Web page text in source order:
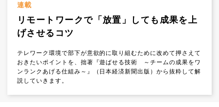
連載
リモートワークで「放置」しても成果を上
げさせるコツ
テレワーク環境で部下が意欲的に取り組むために改めて押さえて
おきたいポイントを、拙著『遊ばせる技術 ～チームの成果をワ
ンランクあげる仕組み～』（日本経済新聞出版）から抜粋して解
説していきます。